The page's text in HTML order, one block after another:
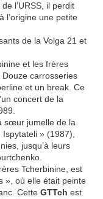
l’URSS, il perdit
l’origine une petite
de la Volga 21 et
et les frères
. Douze carrosseries
et un break. Ce
concert de la
sœur jumelle de la
» (1987),
jusqu’à leurs
Tcherbinine, est
», où elle était peinte
Cette GTTch est